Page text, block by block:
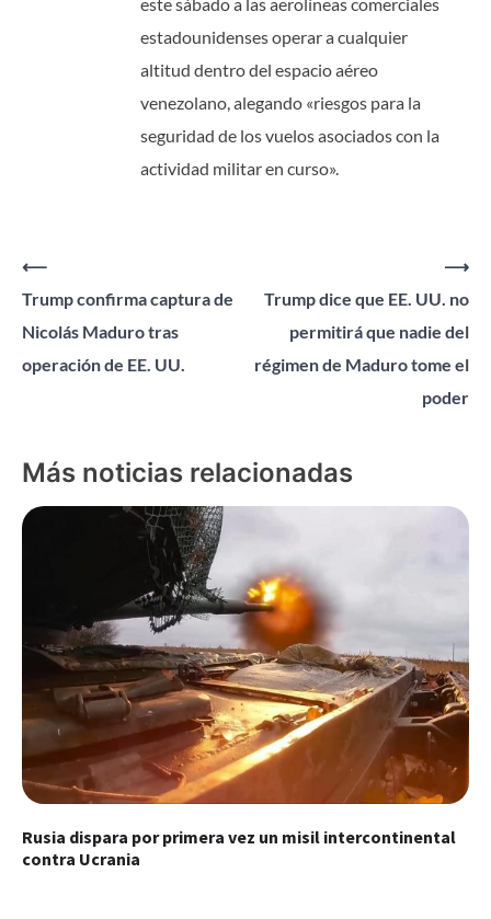
estadounidenses operar a cualquier
altitud dentro del espacio aéreo
venezolano, alegando «riesgos para la
seguridad de los vuelos asociados con la
actividad militar en curso».
Navegación
de
entradas
⟵
Trump confirma captura de
Nicolás Maduro tras
operación de EE. UU.
Trump dice que EE. UU. no
permitirá que nadie del
régimen de Maduro tome el
poder
⟶
Más noticias relacionadas
Rusia dispara por primera vez un misil intercontinental
contra Ucrania